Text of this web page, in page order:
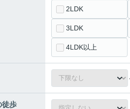
2LDK
3LDK
4LDK以上
徒歩